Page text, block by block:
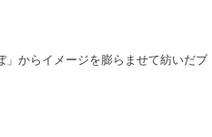
からイメージを膨らませて紡いだブ